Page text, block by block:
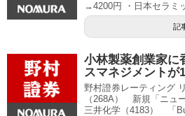
→4200円 ・日本セラミ
記
小林製薬創業家に
スマネジメントが
野村證券レーティング
（268A） 新規「ニュ
三井化学（4183） 「